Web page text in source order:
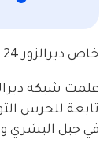
خاص ديرالزور 24 :
تابعة للحرس
في جبل البشري